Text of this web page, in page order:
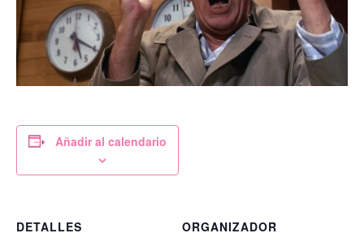
Añadir al calendario
DETALLES
ORGANIZADOR